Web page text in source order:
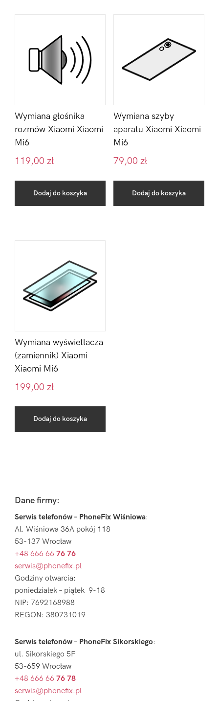
Wymiana głośnika
rozmów Xiaomi Xiaomi
Mi6
119,00 zł
Dodaj do koszyka
Wymiana szyby
aparatu Xiaomi Xiaomi
Mi6
79,00 zł
Dodaj do koszyka
Wymiana wyświetlacza
(zamiennik) Xiaomi
Xiaomi Mi6
199,00 zł
Dodaj do koszyka
Sidebar
FooterDane firmy:
Serwis telefonów – PhoneFix Wiśniowa:
Al. Wiśniowa 36A pokój 118
53-137 Wrocław
+48 666 66 76 76
serwis@phonefix.pl
Godziny otwarcia:
poniedziałek – piątek 9-18
NIP: 7692168988
REGON: 380731019
Serwis telefonów – PhoneFix Sikorskiego:
ul. Sikorskiego 5F
53-659 Wrocław
+48 666 66 76 78
serwis@phonefix.pl